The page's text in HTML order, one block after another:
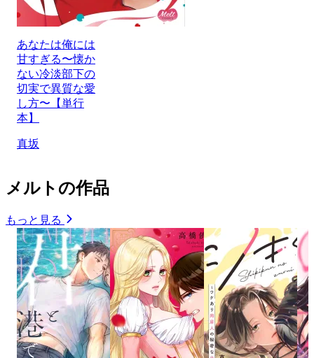
あなたは俺には
甘すぎる〜懐か
ない冷淡部下の
切実で異質な愛
し方〜【単行
本】
真坂
メルトの作品
もっと見る